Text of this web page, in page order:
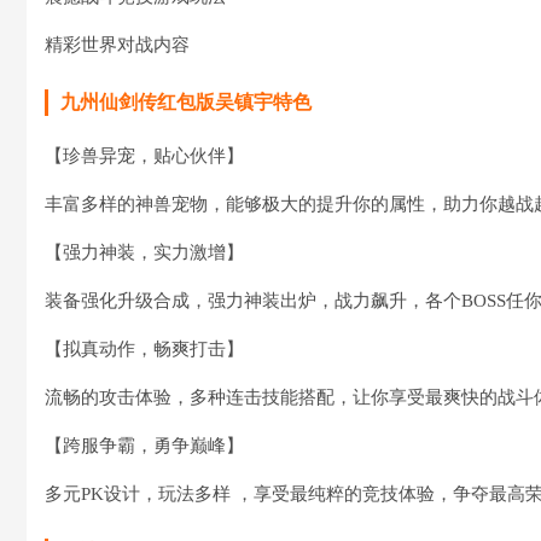
精彩世界对战内容
九州仙剑传红包版吴镇宇特色
【珍兽异宠，贴心伙伴】
丰富多样的神兽宠物，能够极大的提升你的属性，助力你越战
【强力神装，实力激增】
装备强化升级合成，强力神装出炉，战力飙升，各个BOSS任
【拟真动作，畅爽打击】
流畅的攻击体验，多种连击技能搭配，让你享受最爽快的战斗
【跨服争霸，勇争巅峰】
多元PK设计，玩法多样 ，享受最纯粹的竞技体验，争夺最高